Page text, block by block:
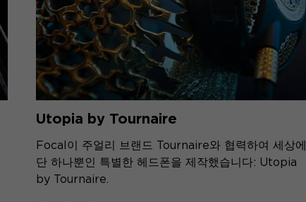
Utopia by Tournaire
Focal이 주얼리 브랜드 Tournaire와 협력하여 세상에
단 하나뿐인 특별한 헤드폰을 제작했습니다: Utopia
by Tournaire.